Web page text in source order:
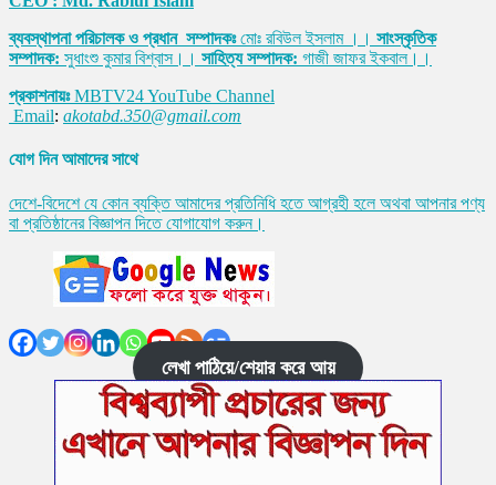
ব্যবস্থাপনা পরিচালক ও প্রধান সম্পাদকঃমোঃ রবিউল ইসলাম ।। সাংস্কৃতিক
সম্পাদক: সুধাংশু কুমার বিশ্বাস।। সাহিত্য সম্পাদক: গাজী জাফর ইকবাল।।
প্রকাশনায়ঃMBTV24 YouTube Channel
Email: akotabd.350@gmail.com
যোগ দিন আমাদের সাথে
দেশে-বিদেশে যে কোন ব্যক্তি আমাদের প্রতিনিধি হতে আগ্রহী হলে অথবা আপনার পণ্য
বা প্রতিষ্ঠানের বিজ্ঞাপন দিতে যোগাযোগ করুন।
লেখা পাঠিয়ে/শেয়ার করে আয়